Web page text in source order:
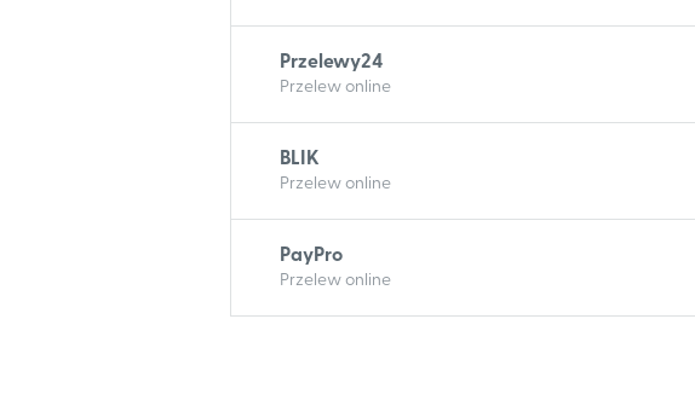
Przelewy24
Przelew online
BLIK
Przelew online
PayPro
Przelew online